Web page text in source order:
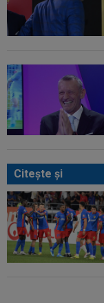
Citeşte şi